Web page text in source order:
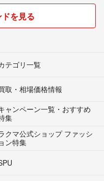
を見る
テゴリ一覧
取・相場価格情報
ャンペーン一覧・おすすめ
集
クマ公式ショップ ファッシ
ョン特集